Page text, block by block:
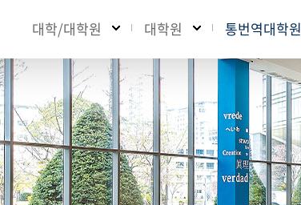
대학/대학원 대학원 통번역대학원